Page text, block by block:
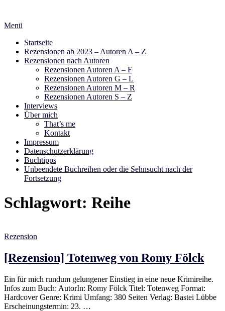
springen
Menü
Startseite
Rezensionen ab 2023 – Autoren A – Z
Rezensionen nach Autoren
Rezensionen Autoren A – F
Rezensionen Autoren G – L
Rezensionen Autoren M – R
Rezensionen Autoren S – Z
Interviews
Über mich
That’s me
Kontakt
Impressum
Datenschutzerklärung
Buchtipps
Unbeendete Buchreihen oder die Sehnsucht nach der
Fortsetzung
Schlagwort: Reihe
Rezension
[Rezension] Totenweg von Romy Fölck
Ein für mich rundum gelungener Einstieg in eine neue Krimireihe.
Infos zum Buch: AutorIn: Romy Fölck Titel: Totenweg Format:
Hardcover Genre: Krimi Umfang: 380 Seiten Verlag: Bastei Lübbe
Erscheinungstermin: 23. …